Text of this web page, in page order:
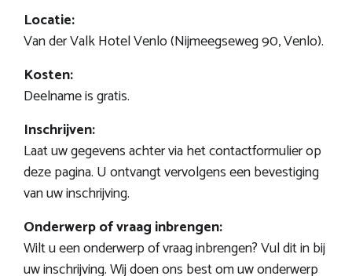
Locatie:
Van der Valk Hotel Venlo (Nijmeegseweg 90, Venlo).
Kosten:
Deelname is gratis.
Inschrijven:
Laat uw gegevens achter via het contactformulier op
deze pagina. U ontvangt vervolgens een bevestiging
van uw inschrijving.
Onderwerp of vraag inbrengen:
Wilt u een onderwerp of vraag inbrengen? Vul dit in bij
uw inschrijving. Wij doen ons best om uw onderwerp